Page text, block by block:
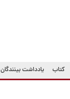
کتاب یادداشت بینندگان